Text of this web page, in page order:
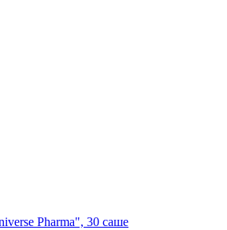
Pharma", 30 саше